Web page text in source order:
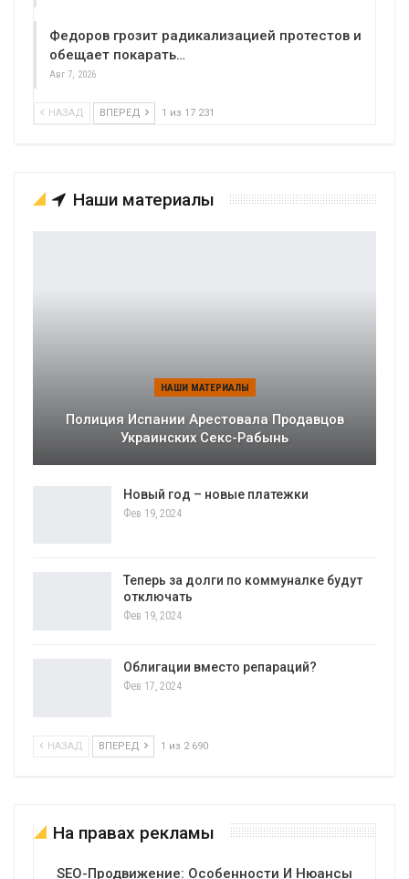
Федоров грозит радикализацией протестов и
обещает покарать…
Авг 7, 2026
НАЗАД ВПЕРЕД 1 из 17 231
Наши материалы
НАШИ МАТЕРИАЛЫ
Полиция Испании Арестовала Продавцов
Украинских Секс-Рабынь
Новый год – новые платежки
Фев 19, 2024
Теперь за долги по коммуналке будут
отключать
Фев 19, 2024
Облигации вместо репараций?
Фев 17, 2024
НАЗАД ВПЕРЕД 1 из 2 690
На правах рекламы
SEO-Продвижение: Особенности И Нюансы